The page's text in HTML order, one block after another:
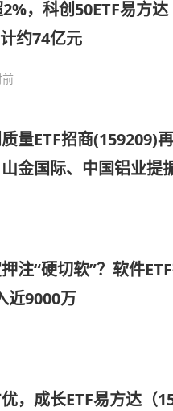
，科创50ETF易方达
约74亿元
量ETF招商(159209)
金国际、中国铝业提
注“硬切软”？软件
近9000万
，成长ETF易方达（